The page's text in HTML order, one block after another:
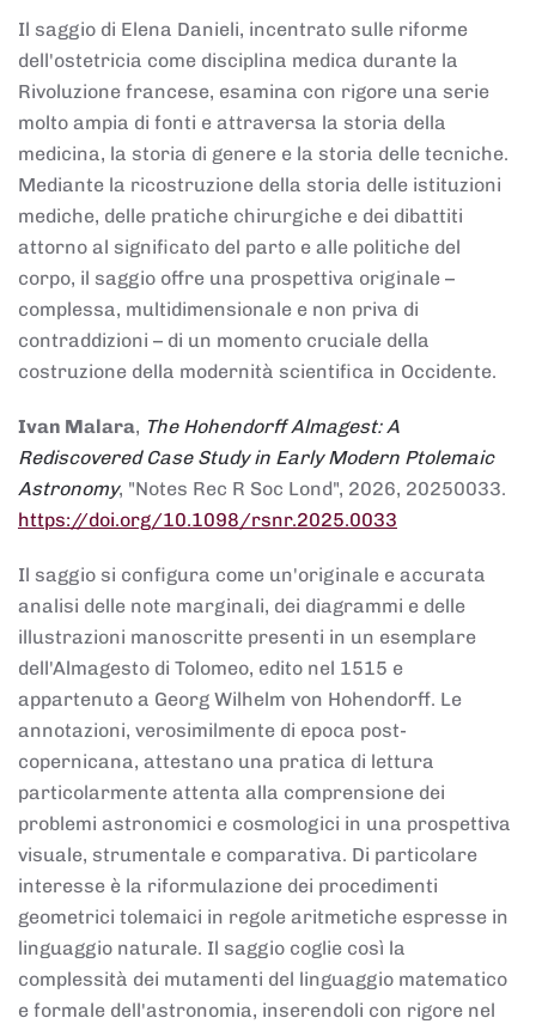
Il saggio di Elena Danieli, incentrato sulle riforme
dell'ostetricia come disciplina medica durante la
Rivoluzione francese, esamina con rigore una serie
molto ampia di fonti e attraversa la storia della
medicina, la storia di genere e la storia delle tecniche.
Mediante la ricostruzione della storia delle istituzioni
mediche, delle pratiche chirurgiche e dei dibattiti
attorno al significato del parto e alle politiche del
corpo, il saggio offre una prospettiva originale –
complessa, multidimensionale e non priva di
contraddizioni – di un momento cruciale della
costruzione della modernità scientifica in Occidente.
Ivan Malara, The Hohendorff Almagest: A
Rediscovered Case Study in Early Modern Ptolemaic
Astronomy, "Notes Rec R Soc Lond", 2026, 20250033.
https://doi.org/10.1098/rsnr.2025.0033
Il saggio si configura come un'originale e accurata
analisi delle note marginali, dei diagrammi e delle
illustrazioni manoscritte presenti in un esemplare
dell'Almagesto di Tolomeo, edito nel 1515 e
appartenuto a Georg Wilhelm von Hohendorff. Le
annotazioni, verosimilmente di epoca post-
copernicana, attestano una pratica di lettura
particolarmente attenta alla comprensione dei
problemi astronomici e cosmologici in una prospettiva
visuale, strumentale e comparativa. Di particolare
interesse è la riformulazione dei procedimenti
geometrici tolemaici in regole aritmetiche espresse in
linguaggio naturale. Il saggio coglie così la
complessità dei mutamenti del linguaggio matematico
e formale dell'astronomia, inserendoli con rigore nel